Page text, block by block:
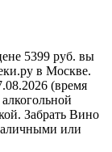
5399 руб. вы
в Москве.
(время
Забрать Вино
или